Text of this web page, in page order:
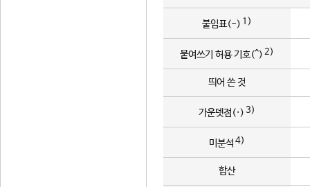
붙임표(-) 1)
붙여쓰기 허용 기호(^) 2)
띄어 쓴 것
가운뎃점(·) 3)
미분석 4)
합산